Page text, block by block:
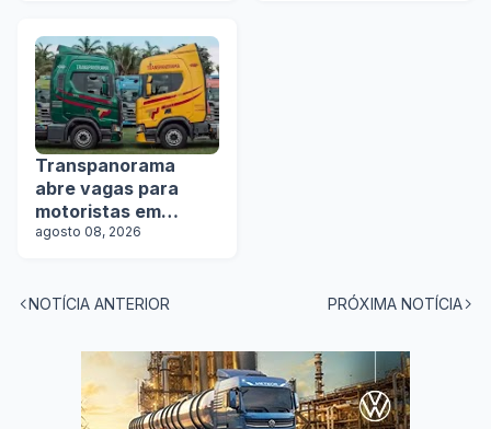
Transpanorama
abre vagas para
motoristas em
operação com
agosto 08, 2026
NOTÍCIA ANTERIOR PRÓXIMA NOTÍCIA